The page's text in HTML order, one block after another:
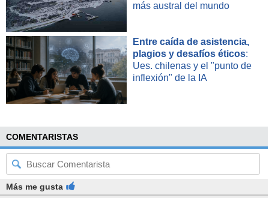
más austral del mundo
Entre caída de asistencia,
plagios y desafíos éticos:
Ues. chilenas y el "punto de
inflexión" de la IA
COMENTARISTAS
Más me gusta